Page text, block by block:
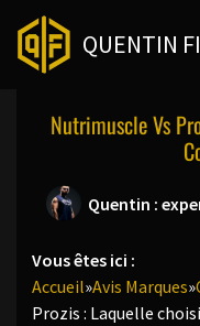
Aller
contenu
QUENTIN
Nutrimuscle Vs
Quentin :
Vous êtes ici :
Accueil»Avis Marques»
Prozis : Laquelle